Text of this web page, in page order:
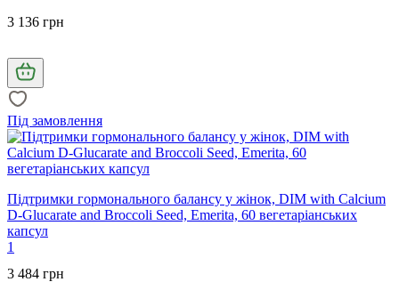
3 136 грн
Під замовлення
Підтримки гормонального балансу у жінок, DIM with Calcium
D-Glucarate and Broccoli Seed, Emerita, 60 вегетаріанських
капсул
1
3 484 грн